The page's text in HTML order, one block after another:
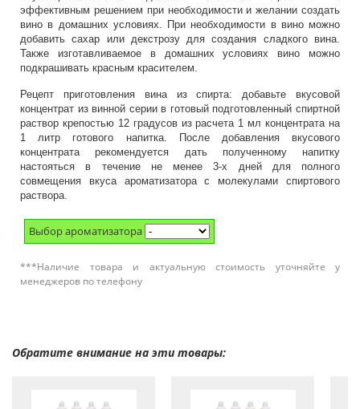
эффективным решением при необходимости и желании создать
вино в домашних условиях. При необходимости в вино можно
добавить сахар или декстрозу для создания сладкого вина.
Также изготавливаемое в домашних условиях вино можно
подкрашивать красным красителем.
Рецепт приготовления вина из спирта: добавьте вкусовой
концентрат из винной серии в готовый подготовленный спиртной
раствор крепостью 12 градусов из расчета 1 мл концентрата на
1 литр готового напитка. После добавления вкусового
концентрата рекомендуется дать полученному напитку
настояться в течение не менее 3-х дней для полного
совмещения вкуса ароматизатора с молекулами спиртового
раствора.
Выбор ароматизатора
***Наличие товара и актуальную стоимость уточняйте у
менеджеров по телефону
Обратите внимание на эти товары: